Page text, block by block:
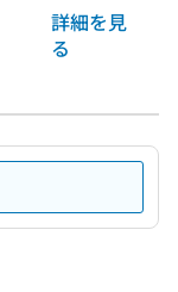
詳細を見
る